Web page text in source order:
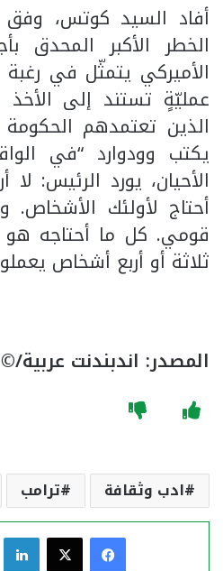
أفاد السيد كوتس، وفق
الخطر الأكبر المحدق
الأميركي يتمثّل في
عمليّةٍ تستند إلى الأخذ
الذين تعتمدهم الحكومة
يكتب وودوارد “في
الأحيان، يورد الرئيس:
أحتاج لأولئك
قومي. كل ما أحتاجه هو
ثلاثة أو أربع أشخاص
المصدر: اندبندنت عربية/©
ادب وثقافة ترامب
فيسبوك